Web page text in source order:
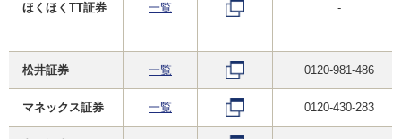
ほくほくTT証券 一覧 -
松井証券 一覧 0120-981-486
マネックス証券 一覧 0120-430-283